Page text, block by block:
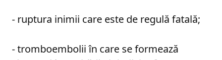
- ruptura inimii care este de regulă fatală;
- tromboembolii în care se formează